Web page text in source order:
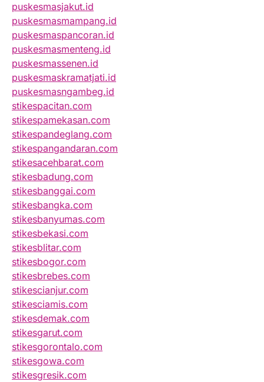
puskesmasjakut.id
puskesmasmampang.id
puskesmaspancoran.id
puskesmasmenteng.id
puskesmassenen.id
puskesmaskramatjati.id
puskesmasngambeg.id
stikespacitan.com
stikespamekasan.com
stikespandeglang.com
stikespangandaran.com
stikesacehbarat.com
stikesbadung.com
stikesbanggai.com
stikesbangka.com
stikesbanyumas.com
stikesbekasi.com
stikesblitar.com
stikesbogor.com
stikesbrebes.com
stikescianjur.com
stikesciamis.com
stikesdemak.com
stikesgarut.com
stikesgorontalo.com
stikesgowa.com
stikesgresik.com